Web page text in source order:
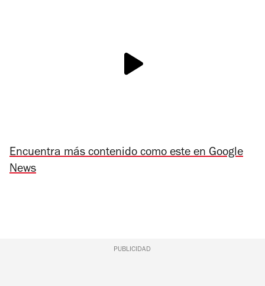
Encuentra más contenido como este en Google
News
PUBLICIDAD